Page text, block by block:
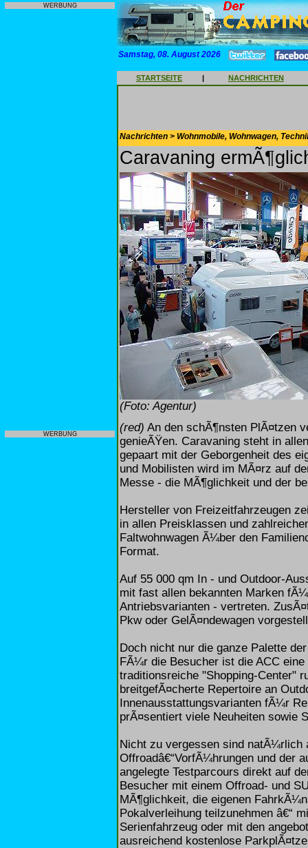
WERBUNG
WERBUNG
Samstag, 08. August 2026
STARTSEITE | NACHRICHTEN
Nachrichten > Wohnmobile, Wohnwagen,
Caravaning
(Foto: Agentur)
(red) An den schÃ¶nsten PlÃ¤tzen
genieÃŸen. Caravaning steht in
gepaart mit der Geborgenheit des
und Mobilisten wird im MÃ¤rz auf
Messe - die MÃ¶glichkeit und der
Hersteller von Freizeitfahrzeugen
in allen Preisklassen und
Faltwohnwagen Ã¼ber den
Format.
Auf 55 000 qm In - und Outdoor-
mit fast allen bekannten Marken
Antriebsvarianten - vertreten.
Pkw oder GelÃ¤ndewagen
Doch nicht nur die ganze Palette
FÃ¼r die Besucher ist die ACC
traditionsreiche "Shopping-Center"
breitgefÃ¤cherte Repertoire an
Innenausstattungsvarianten fÃ¼r
prÃ¤sentiert viele Neuheiten sowie
Nicht zu vergessen sind natÃ¼rlich
Offroadâ€“VorfÃ¼hrungen und der
angelegte Testparcours direkt auf
Besucher mit einem Offroad- und
MÃ¶glichkeit, die eigenen
Pokalverleihung teilzunehmen â€“
Serienfahrzeug oder mit den
ausreichend kostenlose